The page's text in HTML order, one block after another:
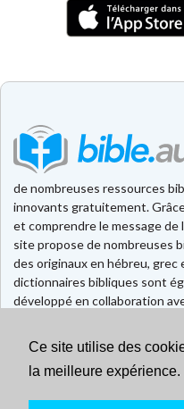
Ce site utilise des
la meilleure expérience.
de nombreuses ressources
innovants gratuitement.
et comprendre le message de
site propose de nombreuses
des originaux en hébreu,
dictionnaires bibliques sont
développé en collaboration
Faire un don
Contact